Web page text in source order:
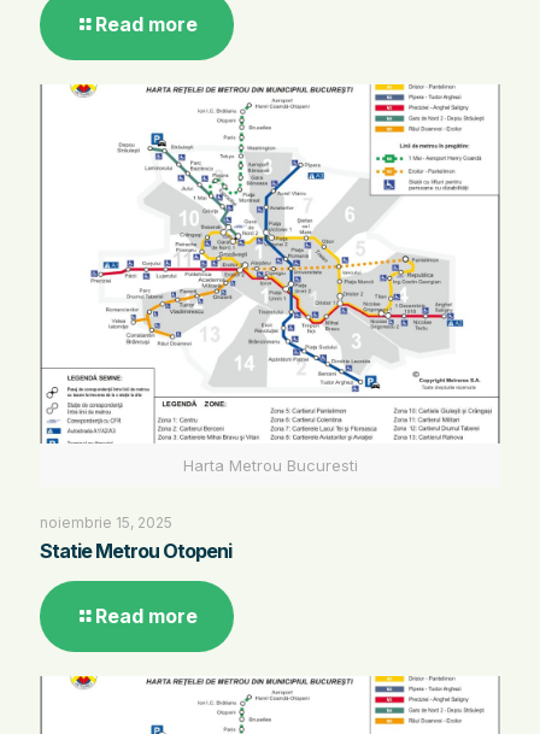
Read more
Harta Metrou Bucuresti
noiembrie 15, 2025
Statie Metrou Otopeni
Read more